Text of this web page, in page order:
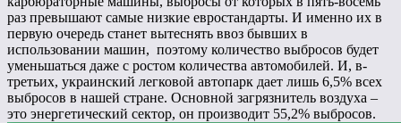
раз превышают самые низкие евростандарты. И именно их в
первую очередь станет вытеснять ввоз бывших в
использовании машин, поэтому количество выбросов будет
уменьшаться даже с ростом количества автомобилей. И, в-
третьих, украинский легковой автопарк дает лишь 6,5% всех
выбросов в нашей стране. Основной загрязнитель воздуха –
это энергетический сектор, он производит 55,2% выбросов.